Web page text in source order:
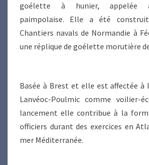
goélette à hunier, appelée
paimpolaise. Elle a été
Chantiers navals de Normandie à
une réplique de goélette morutière
Basée à Brest et elle est affectée à
Lanvéoc-Poulmic comme voilier-
lancement elle contribue à la
officiers durant des exercices en
mer Méditerranée.